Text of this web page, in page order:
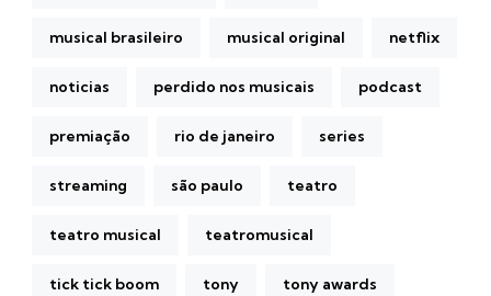
musical brasileiro musical original netflix
noticias perdido nos musicais podcast
premiação rio de janeiro series
streaming são paulo teatro
teatro musical teatromusical
tick tick boom tony tony awards